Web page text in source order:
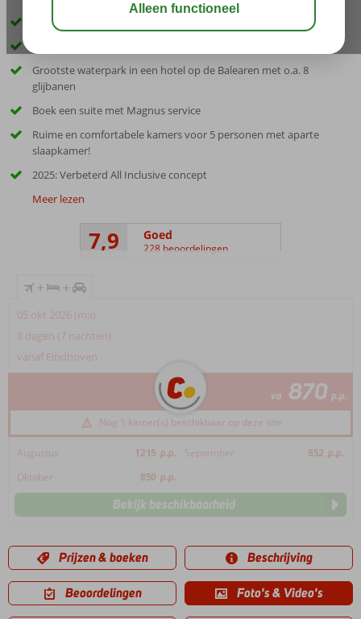
Inclusief huurauto
Grootste waterpark in een hotel op de Balearen met o.a. 8
glijbanen
Boek een suite met Magnus service
Ruime en comfortabele kamers voor 5 personen met aparte
slaapkamer!
2025: Verbeterd All Inclusive concept
Meer lezen
7,9 Goed
228 beoordelingen
+ +
05 okt 2026 (ma)
8 dagen (7 nachten)
vanaf Eindhoven
va 870 p.p.
Nog 1 kamer(s) beschikbaar op deze site
Augustus 1215 p.p. September 852 p.p.
Oktober
850 p.p.
Bekijk beschikbaarheid
Prijzen & boeken Beschrijving
Beoordelingen Foto's & Video's